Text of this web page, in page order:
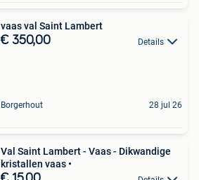
vaas val Saint Lambert
€ 350,00 Details
Borgerhout 28 jul 26
Val Saint Lambert - Vaas - Dikwandige
kristallen vaas •